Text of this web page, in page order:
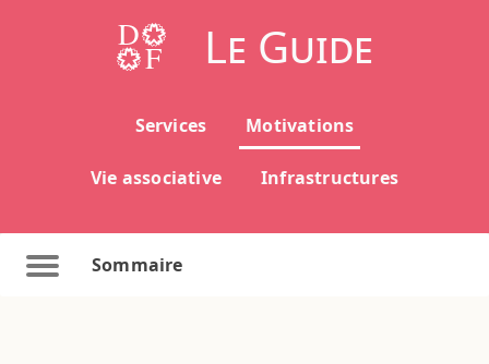
Le Guide
Services Motivations
Vie associative Infrastructures
Sommaire